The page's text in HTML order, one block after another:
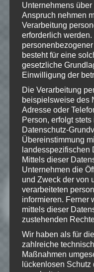
Wie
Klicke
eine
Deine E-
sind mit*
Unternehmens
Anspruch nehmen
Verarbeitung
erforderlich
besteht für eine
gesetzliche
Einwilligung der
Die Verarbeitung
beispielsweise des
Adresse oder
Person, erfolgt
Datenschutz-
Übereinstimmung
landesspezifischen
Mittels dieser
Unternehmen die
und Zweck der von
verarbeiteten
informieren. Ferner
mittels dieser
zustehenden
Wir haben als für
zahlreiche
Maßnahmen
lückenlosen